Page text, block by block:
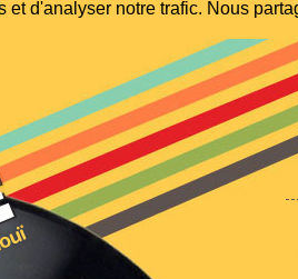
d'analyser notre trafic. Nous